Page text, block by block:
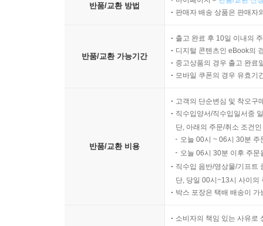
반품/교환 방법
판매자 배송 상품은 판매자
반품/교환 가능기간
출고 완료 후 10일 이내의
디지털 콘텐츠인 eBook의
중고상품의 경우 출고 완료
모바일 쿠폰의 경우 유효기
반품/교환 비용
고객의 단순변심 및 착오구
직수입양서/직수입일서중
단, 아래의 주문/취소 조건
오늘 00시 ~ 06시 30분
오늘 06시 30분 이후 주
직수입 음반/영상물/기프트
단, 당일 00시~13시 사이의
박스 포장은 택배 배송이
소비자의 책임 있는 사유로